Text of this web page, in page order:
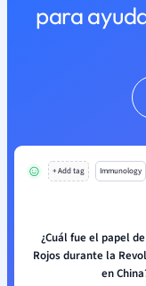
para
+ Add tag Immunology
¿Cuál fue el papel
Rojos durante la
en